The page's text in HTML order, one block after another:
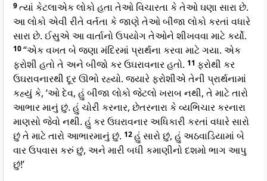
9ત્યાં કેટલાએક લોકો હતા તેઓ વિચારતા કે તેઓ ઘણા સારા છે.
આ લોકો એવી રીતે વર્તતા કે જાણે તેઓ બીજા લોકો કરતાં વધારે
સારા છે. ઈસુએ આ વાર્તાનો ઉપયોગ તેઓને શીખવવા માટે કર્યો.
10“એક વખત બે જણા મંદિરમાં પ્રાર્થના કરવા માટે ગયા. એક
ફરોશી હતો તે અને બીજો કર ઉઘરાવનાર હતો. 11 ફરોથી કર
ઉઘરાવનારથી દૂર ઊભો રહ્યો. જ્યારે ફરોશીએ તેની પ્રાર્થનામાં
કહ્યું કે, ‘ઓ દેવ, હું બીજા લોકો જેટલો ખરાબ નથી, તે માટે તારો
આભાર માનું છું. હું ચોરી કરનાર, છેતરનારા કે વ્યભિચાર કરનારા
માણસો જેવો નથી. હું કર ઉઘરાવનાર અધિકારી કરતાં વધારે સારો
છું તે માટે તારો આભારમાનું છું. 12હું સારો છું, હું અઠવાડિયામાં બે
વાર ઉપવાસ કરું છું, અને મારી બધી કમાણીનો દશમો ભાગ આપુ
છું!’